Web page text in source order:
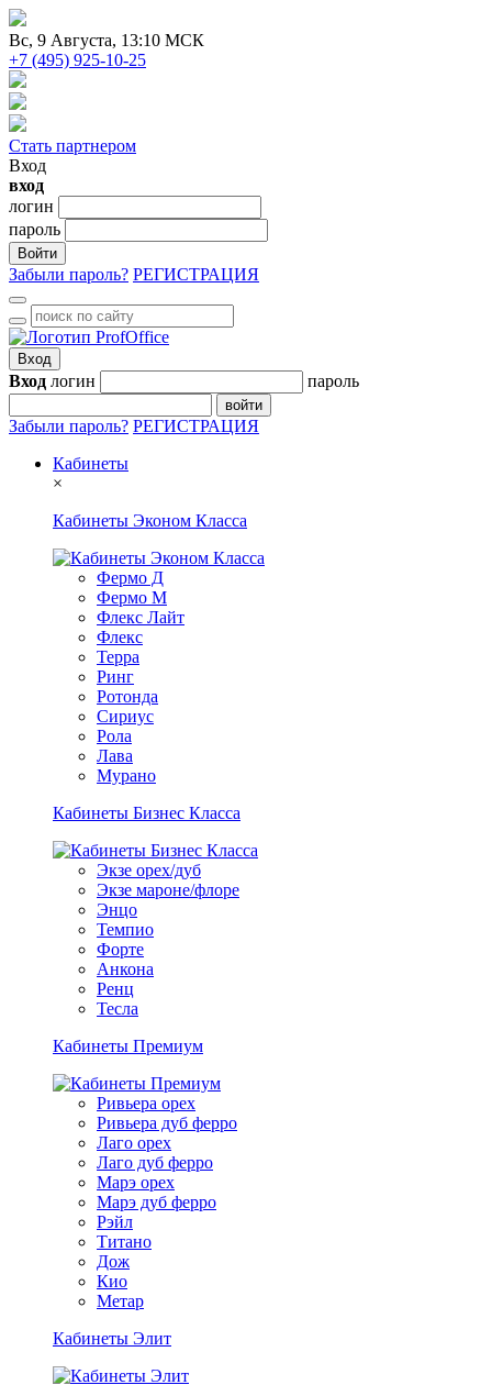
Вc, 9 Августа, 13:10 МСК
+7 (495) 925-10-25
Стать партнером
Вход
вход
логин
пароль
Войти
Забыли пароль? РЕГИСТРАЦИЯ
Вход
Вход логин пароль
войти
Забыли пароль? РЕГИСТРАЦИЯ
Кабинеты
×
Кабинеты Эконом Класса
Фермо Д
Фермо М
Флекс Лайт
Флекс
Терра
Ринг
Ротонда
Сириус
Рола
Лава
Мурано
Кабинеты Бизнес Класса
Экзе орех/дуб
Экзе мароне/флоре
Энцо
Темпио
Форте
Анкона
Ренц
Тесла
Кабинеты Премиум
Ривьера орех
Ривьера дуб ферро
Лаго орех
Лаго дуб ферро
Марэ орех
Марэ дуб ферро
Рэйл
Титано
Дож
Кио
Метар
Кабинеты Элит